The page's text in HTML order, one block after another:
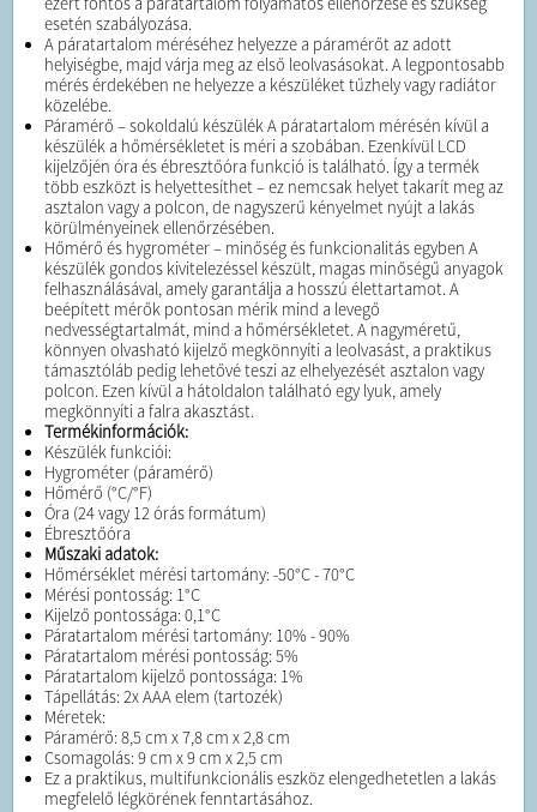
esetén szabályozása.
A páratartalom méréséhez helyezze a páramérőt az adott
helyiségbe, majd várja meg az első leolvasásokat. A legpontosabb
mérés érdekében ne helyezze a készüléket tűzhely vagy radiátor
közelébe.
Páramérő – sokoldalú készülék A páratartalom mérésén kívül a
készülék a hőmérsékletet is méri a szobában. Ezenkívül LCD
kijelzőjén óra és ébresztőóra funkció is található. Így a termék
több eszközt is helyettesíthet – ez nemcsak helyet takarít meg az
asztalon vagy a polcon, de nagyszerű kényelmet nyújt a lakás
körülményeinek ellenőrzésében.
Hőmérő és hygrométer – minőség és funkcionalitás egyben A
készülék gondos kivitelezéssel készült, magas minőségű anyagok
felhasználásával, amely garantálja a hosszú élettartamot. A
beépített mérők pontosan mérik mind a levegő
nedvességtartalmát, mind a hőmérsékletet. A nagyméretű,
könnyen olvasható kijelző megkönnyíti a leolvasást, a praktikus
támasztóláb pedig lehetővé teszi az elhelyezését asztalon vagy
polcon. Ezen kívül a hátoldalon található egy lyuk, amely
megkönnyíti a falra akasztást.
Termékinformációk:
Készülék funkciói:
Hygrométer (páramérő)
Hőmérő (°C/°F)
Óra (24 vagy 12 órás formátum)
Ébresztőóra
Műszaki adatok:
Hőmérséklet mérési tartomány: -50°C - 70°C
Mérési pontosság: 1°C
Kijelző pontossága: 0,1°C
Páratartalom mérési tartomány: 10% - 90%
Páratartalom mérési pontosság: 5%
Páratartalom kijelző pontossága: 1%
Tápellátás: 2x AAA elem (tartozék)
Méretek:
Páramérő: 8,5 cm x 7,8 cm x 2,8 cm
Csomagolás: 9 cm x 9 cm x 2,5 cm
Ez a praktikus, multifunkcionális eszköz elengedhetetlen a lakás
megfelelő légkörének fenntartásához.